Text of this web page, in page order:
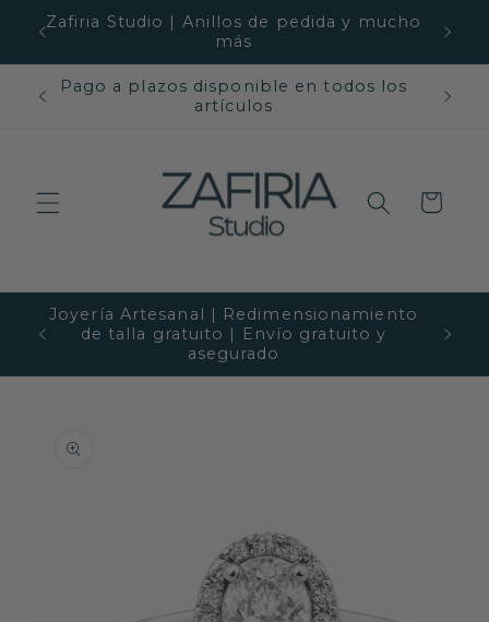
directamente
Zafiria Studio | Anillos de pedida y mucho
más
Pago a plazos disponible en todos los
artículos
Carrito
Joyería Artesanal | Redimensionamiento
de talla gratuito | Envío gratuito y
asegurado
Te
información